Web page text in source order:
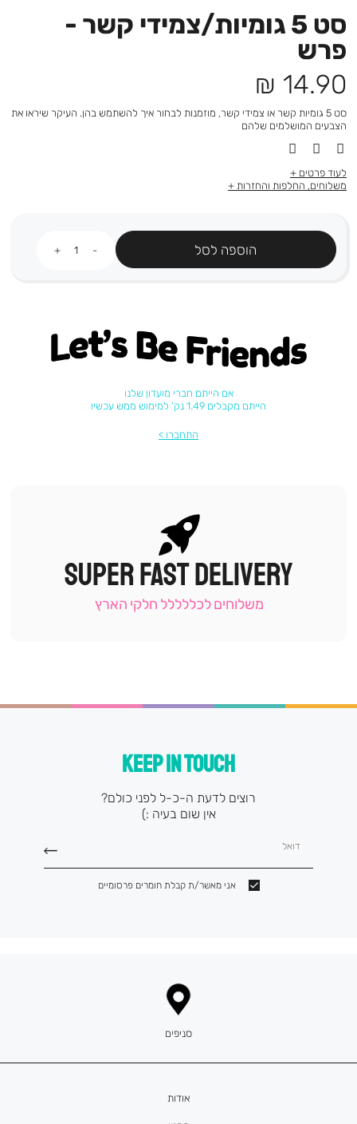
סט 5 גומיות/צמידי קשר -
פרש
מחיר
מוצר
14.90 ₪
סט 5 גומיות קשר או צמידי קשר, מוזמנות לבחור איך להשתמש בהן. העיקר שיראו את
הצבעים המושלמים שלהם
לעוד פרטים
משלוחים, החלפות והחזרות
הוספה לסל
Let's be friends
אם הייתם חברי מועדון שלנו
הייתם מקבלים 1.49 נק' למימוש ממש עכשיו
התחברו
|
תומכי
-
SUPER FAST DELIVERY
משלוחים לכללללל חלקי הארץ
KEEP IN TOUCH
רוצים לדעת ה-כ-ל לפני כולם?
אין שום בעיה :)
דואל
אני מאשר/ת קבלת חומרים פרסומיים
אודות
סניפים